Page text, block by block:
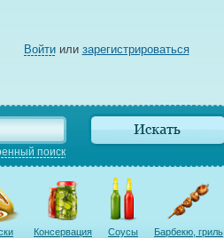
Войтиили зарегистрироваться
поиск
Консервация Соусы Барбекю, гриль